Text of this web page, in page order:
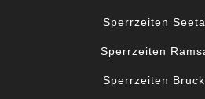
Sperrzeiten
Sperrzeiten
Sperrzeiten